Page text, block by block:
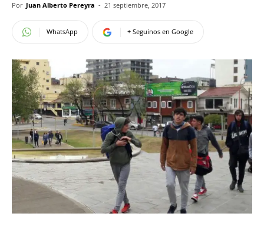
Por Juan Alberto Pereyra - 21 septiembre, 2017
WhatsApp + Seguinos en Google